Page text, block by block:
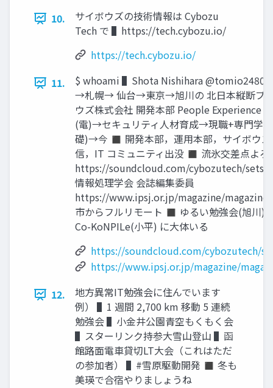
10.
サイボウズの技術情報は Cybozu
Tech で ▌https://tech.cybozu.io/
https://tech.cybozu.io/
11.
$ whoami ▌Shota Nishihara @tomio2480
→札幌→ 仙台→東京→旭川の 北日本縦断プ
ウズ株式会社 開発本部 People Experience
(電)→セキュリティ人材育成→現職+専門学
礎)→今 ◼ 開発本部，運用本部，サイボウズ
信，IT コミュニティ出没 ◼ 流氷交差点よろ
https://soundcloud.com/cybozutech/
情報処理学会 会誌編集委員
https://www.ipsj.or.jp/magazine/
市からフルリモート ◼ ゆるい勉強会(旭川)
Co-KoNPILe(小平) に大体いる
https://soundcloud.com/cybozutech/
https://www.ipsj.or.jp/magazine/
12.
地方異常IT勉強会に住んでいます
例） ▌1 週間 2,700 km 移動 5 連続
勉強会 ▌小金井公園青空もくもく会
▌スターリンク持参大雪山登山 ▌函
館路面電車貸切LT大会（これはただ
の参加者） ▌#雪原駆動開発 ◼ 冬も
美瑛で合宿やりましょうね